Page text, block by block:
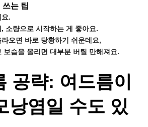
는 팁
.
소량으로 시작하는 게 좋아요.
오면 바로 당황하기 쉬운데요,
보습을 올리면 대부분 버틸 만해져요.
공략: 여드름이
낭염일 수도 있